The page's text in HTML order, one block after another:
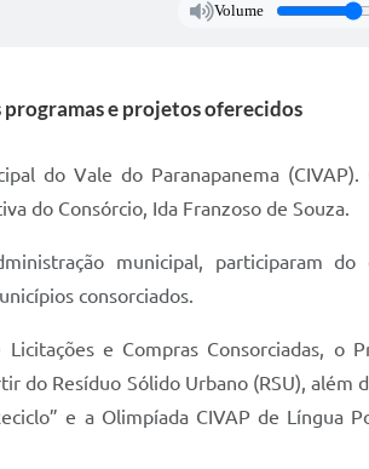
Volume
programas e projetos oferecidos
do Vale do Paranapanema (CIVAP).
do Consórcio, Ida Franzoso de Souza.
municipal, participaram do
consorciados.
e Compras Consorciadas, o
do Resíduo Sólido Urbano (RSU), além
e a Olimpíada CIVAP de Língua